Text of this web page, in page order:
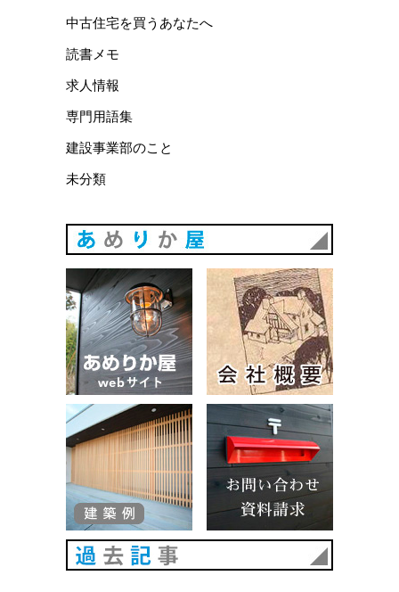
中古住宅を買うあなたへ
読書メモ
求人情報
専門用語集
建設事業部のこと
未分類
あめりか屋WEBサイト